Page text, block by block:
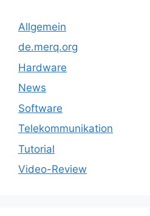
Allgemein
de.merq.org
Hardware
News
Software
Telekommunikation
Tutorial
Video-Review